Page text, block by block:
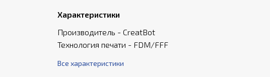
Характеристики
Производитель - CreatBot
Технология печати - FDM/FFF
Все характеристики